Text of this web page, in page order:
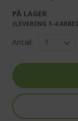
PÅ LAGER
(LEVERING 1-4
Antall: